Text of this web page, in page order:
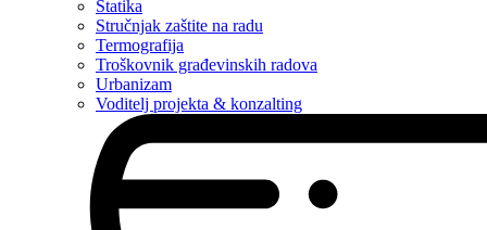
Statika
Stručnjak zaštite na radu
Termografija
Troškovnik građevinskih radova
Urbanizam
Voditelj projekta & konzalting